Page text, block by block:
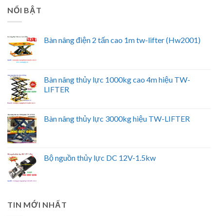
NỔI BẬT
Bàn nâng điện 2 tấn cao 1m tw-lifter (Hw2001)
Bàn nâng thủy lực 1000kg cao 4m hiệu TW-
LIFTER
Bàn nâng thủy lực 3000kg hiệu TW-LIFTER
Bộ nguồn thủy lực DC 12V-1.5kw
TIN MỚI NHẤT